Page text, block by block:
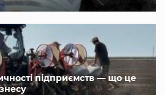
підприємств — що це